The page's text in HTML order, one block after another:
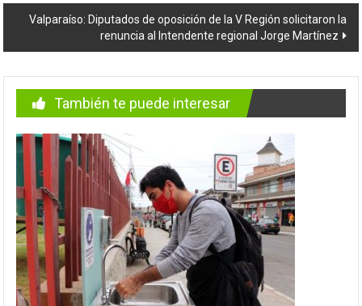
entradas
Valparaíso: Diputados de oposición de la V Región solicitaron la
renuncia al Intendente regional Jorge Martínez
También te puede interesar